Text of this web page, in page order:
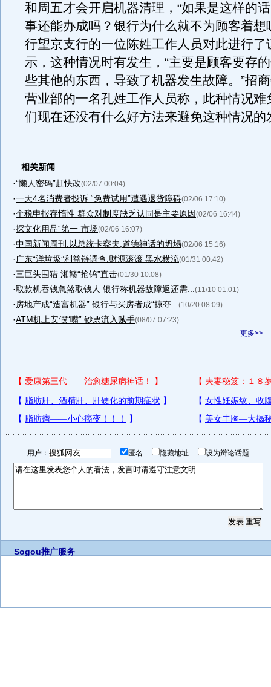
和周五才会开启机器清理，“如果是这样的
事还能办成吗？银行为什么就不为顾客着想
行望京支行的一位陈姓工作人员对此进行了
示，这种情况时有发生，“主要是顾客要存
些其他的东西，导致了机器发生故障。”招
营业部的一名孔姓工作人员称，此种情况难
们现在还没有什么好方法来避免这种情况的
相关新闻
·“懒人密码”赶快改(02/07 00:04)
·一天4名消费者投诉 “免费试用”遭遇退货障碍(02/06 17:10)
·个税申报存惰性 群众对制度缺乏认同是主要原因(02/06 16:44)
·探文化用品“第一”市场(02/06 16:07)
·中国新闻周刊:以总统卡察夫,道德神话的坍塌(02/06 15:16)
· 广东“洋垃圾”利益链调查:财源滚滚 黑水横流(01/31 00:42)
·三巨头围猎 湘赣“抢钨”直击(01/30 10:08)
·取款机吞钱急煞取钱人 银行称机器故障返还需... (11/10 01:01)
· 房地产成“造富机器” 银行与买房者成“掠夺... (10/20 08:09)
·ATM机上安假“嘴” 钞票流入贼手(08/07 07:23)
更多>>
用户： 匿名 隐藏地址 设为辩论话题
Sogou推广服务